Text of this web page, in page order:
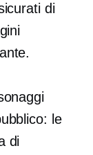
di
le
di